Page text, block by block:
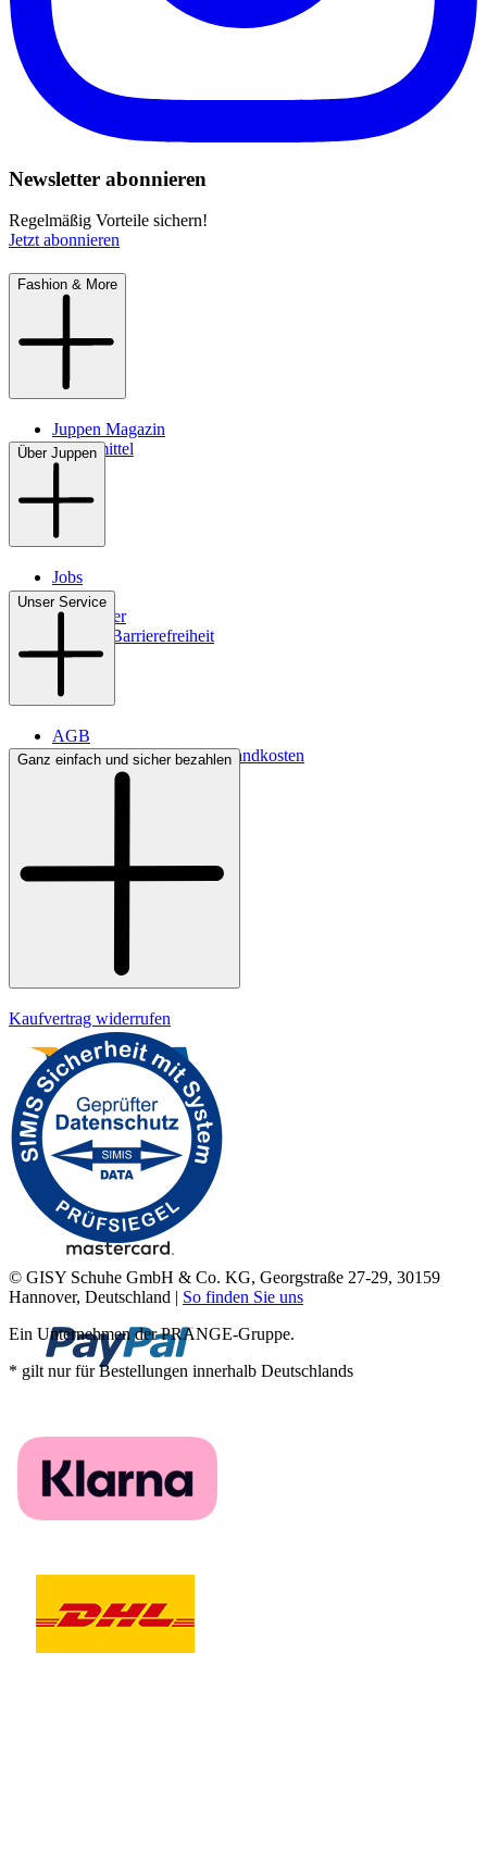
Newsletter abonnieren
Regelmäßig Vorteile sichern!
Jetzt abonnieren
Fashion & More
Juppen Magazin
Pflegemittel
Über Juppen
Jobs
Filialen
Newsletter
Digitale Barrierefreiheit
Unser Service
AGB
Lieferbedingungen & Versandkosten
Bezahlung
Ganz einfach und sicher bezahlen
Kaufvertrag widerrufen
© GISY Schuhe GmbH & Co. KG, Georgstraße 27-29, 30159
Hannover, Deutschland | So finden Sie uns
Ein Unternehmen der PRANGE-Gruppe.
* gilt nur für Bestellungen innerhalb Deutschlands